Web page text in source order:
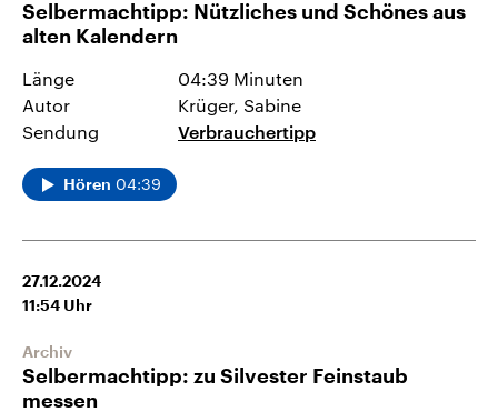
Selbermachtipp: Nützliches und Schönes aus
alten Kalendern
Länge
04:39 Minuten
Autor
Krüger, Sabine
Sendung
Verbrauchertipp
Hören 04:39
27.12.2024
11:54 Uhr
Archiv
Selbermachtipp: zu Silvester Feinstaub
messen